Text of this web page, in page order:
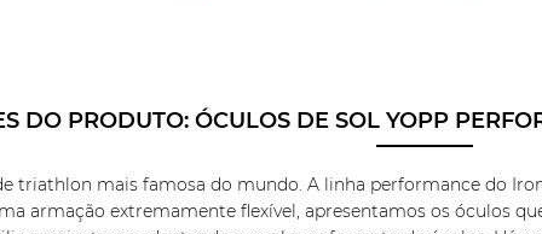
DO PRODUTO: ÓCULOS DE SOL YOPP
triathlon mais famosa do mundo. A linha performance do
armação extremamente flexível, apresentamos os óculos